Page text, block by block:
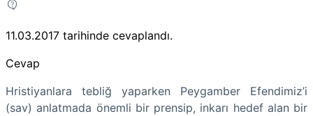
11.03.2017 tarihinde cevaplandı.
Cevap
Hristiyanlara tebliğ yaparken Peygamber Efendimiz’i
(sav) anlatmada önemli bir prensip, inkarı hedef alan bir